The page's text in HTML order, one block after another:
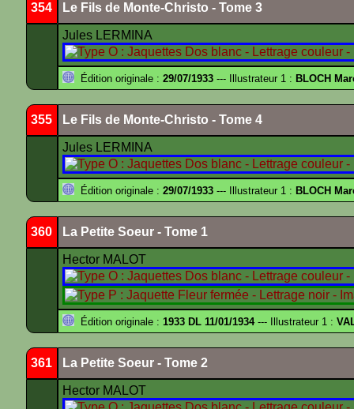
354 Le Fils de Monte-Christo - Tome 3
Jules LERMINA
Édition originale : 29/07/1933 --- Illustrateur 1 : BLOCH
355 Le Fils de Monte-Christo - Tome 4
Jules LERMINA
Édition originale : 29/07/1933 --- Illustrateur 1 : BLOCH
360 La Petite Soeur - Tome 1
Hector MALOT
Édition originale : 1933 DL 11/01/1934--- Illustrateur 1 :
361 La Petite Soeur - Tome 2
Hector MALOT